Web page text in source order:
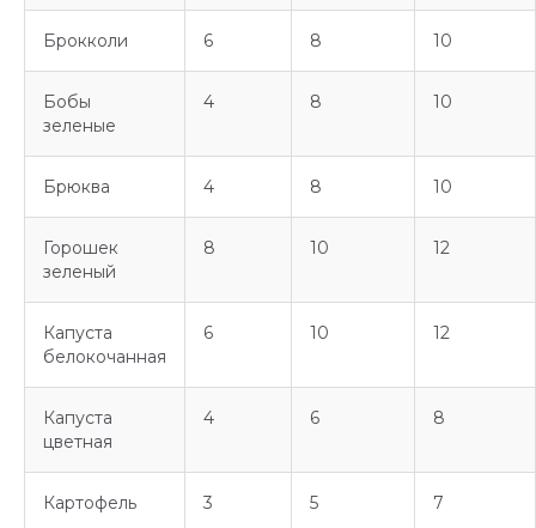
Брокколи 6 8 10
Бобы
зеленые
4 8 10
Брюква 4 8 10
Горошек
зеленый
8 10 12
Капуста
белокочанная
6 10 12
Капуста
цветная
4 6 8
Картофель 3 5 7